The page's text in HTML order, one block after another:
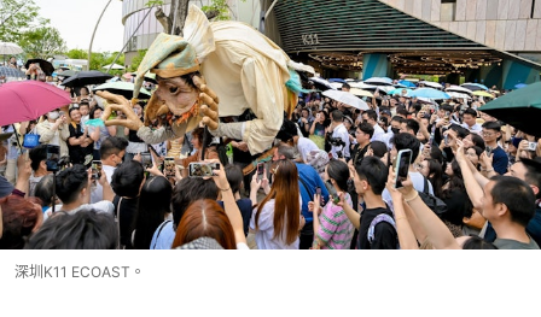
深圳K11 ECOAST。